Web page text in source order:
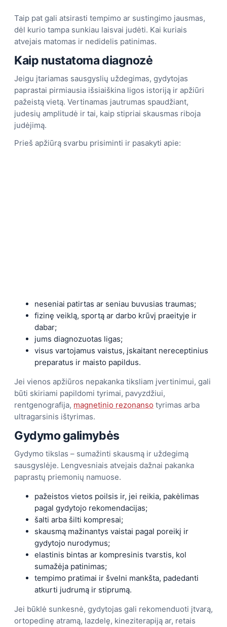
Taip pat gali atsirasti tempimo ar sustingimo jausmas,
dėl kurio tampa sunkiau laisvai judėti. Kai kuriais
atvejais matomas ir nedidelis patinimas.
Kaip nustatoma diagnozė
Jeigu įtariamas sausgyslių uždegimas, gydytojas
paprastai pirmiausia išsiaiškina ligos istoriją ir apžiūri
pažeistą vietą. Vertinamas jautrumas spaudžiant,
judesių amplitudė ir tai, kaip stipriai skausmas riboja
judėjimą.
Prieš apžiūrą svarbu prisiminti ir pasakyti apie:
neseniai patirtas ar seniau buvusias traumas;
fizinę veiklą, sportą ar darbo krūvį praeityje ir
dabar;
jums diagnozuotas ligas;
visus vartojamus vaistus, įskaitant nereceptinius
preparatus ir maisto papildus.
Jei vienos apžiūros nepakanka tiksliam įvertinimui, gali
būti skiriami papildomi tyrimai, pavyzdžiui,
rentgenografija, magnetinio rezonanso tyrimas arba
ultragarsinis ištyrimas.
Gydymo galimybės
Gydymo tikslas – sumažinti skausmą ir uždegimą
sausgyslėje. Lengvesniais atvejais dažnai pakanka
paprastų priemonių namuose.
pažeistos vietos poilsis ir, jei reikia, pakėlimas
pagal gydytojo rekomendacijas;
šalti arba šilti kompresai;
skausmą mažinantys vaistai pagal poreikį ir
gydytojo nurodymus;
elastinis bintas ar kompresinis tvarstis, kol
sumažėja patinimas;
tempimo pratimai ir švelni mankšta, padedanti
atkurti judrumą ir stiprumą.
Jei būklė sunkesnė, gydytojas gali rekomenduoti įtvarą,
ortopedinę atramą, lazdelę, kineziterapiją ar, retais